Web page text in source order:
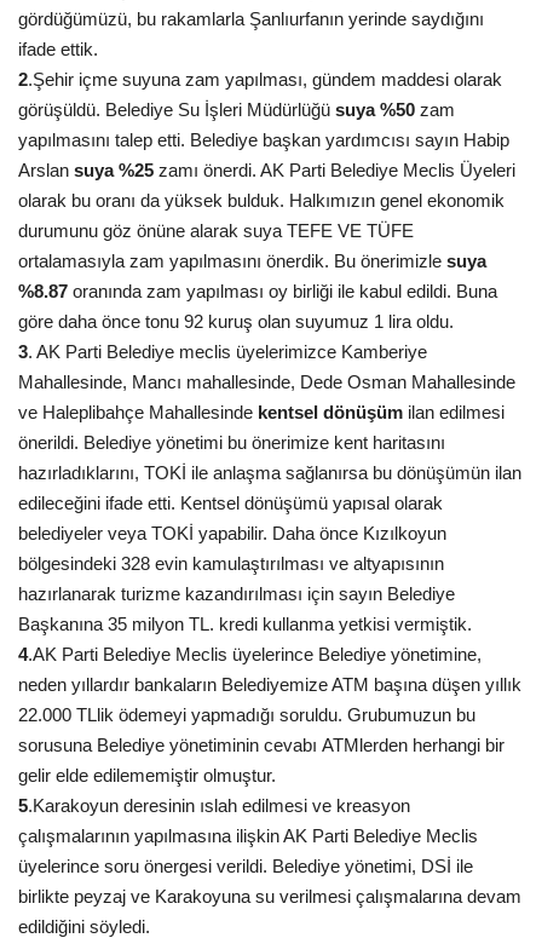
Galeriler
Yaşam
Künye
Sağlık
İletişim
Kültür Sanat
gördüğümüzü, bu rakamlarla Şanlıurfanın yerinde saydığını
ifade ettik.
2.Şehir içme suyuna zam yapılması, gündem maddesi olarak
görüşüldü. Belediye Su İşleri Müdürlüğü suya %50 zam
yapılmasını talep etti. Belediye başkan yardımcısı sayın Habip
Arslan suya %25 zamı önerdi. AK Parti Belediye Meclis Üyeleri
olarak bu oranı da yüksek bulduk. Halkımızın genel ekonomik
durumunu göz önüne alarak suya TEFE VE TÜFE
ortalamasıyla zam yapılmasını önerdik. Bu önerimizle suya
%8.87 oranında zam yapılması oy birliği ile kabul edildi. Buna
göre daha önce tonu 92 kuruş olan suyumuz 1 lira oldu.
3. AK Parti Belediye meclis üyelerimizce Kamberiye
Mahallesinde, Mancı mahallesinde, Dede Osman Mahallesinde
ve Haleplibahçe Mahallesinde kentsel dönüşüm ilan edilmesi
önerildi. Belediye yönetimi bu önerimize kent haritasını
hazırladıklarını, TOKİ ile anlaşma sağlanırsa bu dönüşümün ilan
edileceğini ifade etti. Kentsel dönüşümü yapısal olarak
belediyeler veya TOKİ yapabilir. Daha önce Kızılkoyun
bölgesindeki 328 evin kamulaştırılması ve altyapısının
hazırlanarak turizme kazandırılması için sayın Belediye
Başkanına 35 milyon TL. kredi kullanma yetkisi vermiştik.
4.AK Parti Belediye Meclis üyelerince Belediye yönetimine,
neden yıllardır bankaların Belediyemize ATM başına düşen yıllık
22.000 TLlik ödemeyi yapmadığı soruldu. Grubumuzun bu
sorusuna Belediye yönetiminin cevabı ATMlerden herhangi bir
gelir elde edilememiştir olmuştur.
5.Karakoyun deresinin ıslah edilmesi ve kreasyon
çalışmalarının yapılmasına ilişkin AK Parti Belediye Meclis
üyelerince soru önergesi verildi. Belediye yönetimi, DSİ ile
birlikte peyzaj ve Karakoyuna su verilmesi çalışmalarına devam
edildiğini söyledi.